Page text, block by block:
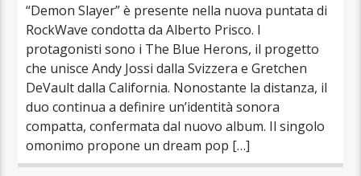
“Demon Slayer” è presente nella nuova puntata di
RockWave condotta da Alberto Prisco. I
protagonisti sono i The Blue Herons, il progetto
che unisce Andy Jossi dalla Svizzera e Gretchen
DeVault dalla California. Nonostante la distanza, il
duo continua a definire un’identità sonora
compatta, confermata dal nuovo album. Il singolo
omonimo propone un dream pop […]